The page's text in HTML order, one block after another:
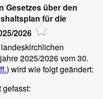
Gesetzes über den
für die
2026
2025/2026 vom 30.
) wird wie folgt geändert: